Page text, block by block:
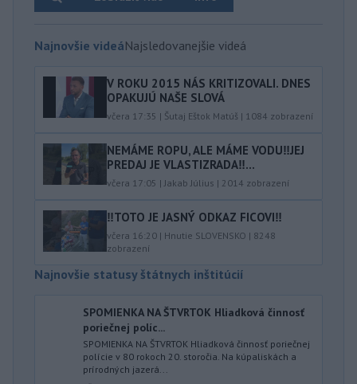
Najnovšie videáNajsledovanejšie videá
V ROKU 2015 NÁS KRITIZOVALI. DNES
OPAKUJÚ NAŠE SLOVÁ
včera 17:35 | Šutaj Eštok Matúš | 1084 zobrazení
NEMÁME ROPU, ALE MÁME VODU‼️JEJ
PREDAJ JE VLASTIZRADA‼️...
včera 17:05 | Jakab Július | 2014 zobrazení
‼️TOTO JE JASNÝ ODKAZ FICOVI‼️
včera 16:20 | Hnutie SLOVENSKO | 8248
zobrazení
Najnovšie statusy štátnych inštitúcií
SPOMIENKA NA ŠTVRTOK Hliadková činnosť
poriečnej políc...
SPOMIENKA NA ŠTVRTOK Hliadková činnosť poriečnej
polície v 80 rokoch 20. storočia. Na kúpaliskách a
prírodných jazerá...